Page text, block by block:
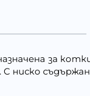
за
ниско